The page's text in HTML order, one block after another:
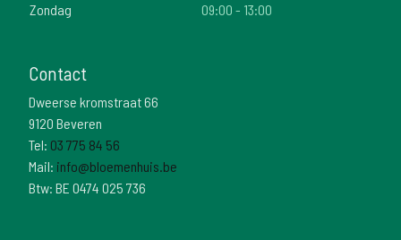
Zondag
09:00 - 13:00
Contact
Dweerse kromstraat 66
9120 Beveren
Tel: 03 775 84 56
Mail: info@bloemenhuis.be
Btw: BE 0474 025 736